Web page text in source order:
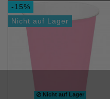
-15%
Nicht auf Lager
Nicht auf Lager